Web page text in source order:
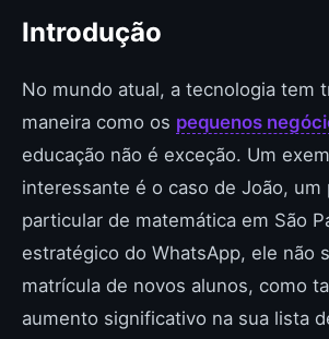
Introdução
No mundo atual, a tecnologia tem
maneira como os pequenos
educação não é exceção. Um
interessante é o caso de João, um
particular de matemática em São
estratégico do WhatsApp, ele não
matrícula de novos alunos, como
aumento significativo na sua lista